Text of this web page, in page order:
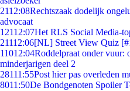
2112:08Rechtszaak dodelijk
advocaat
12112:07Het RLS Social Media-
21112:06[NL] Street View Quiz
11012:04Roddelpraat onder vuur:
minderjarigen deel 2
28111:55Post hier pas overleden
8011:50De Bondgenoten Spoiler